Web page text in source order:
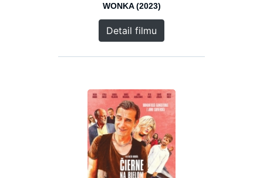
WONKA (2023)
Detail filmu